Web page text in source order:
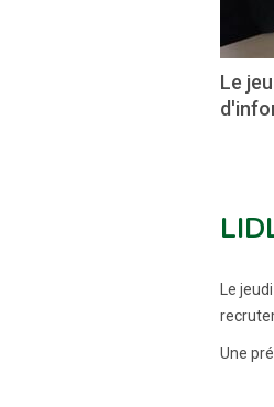
Le
Le
Une